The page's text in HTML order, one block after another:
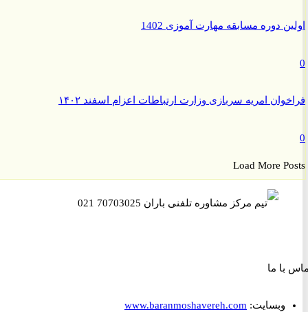
دوره مسابقه مهارت آموزی 1402
امریه سربازی وزارت ارتباطات اعزام اسفند ۱۴۰۲
Load More
ما
وبسایت:www.baranmoshavereh.com